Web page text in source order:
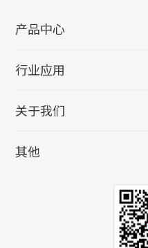
产品中心
行业应用
关于我们
其他